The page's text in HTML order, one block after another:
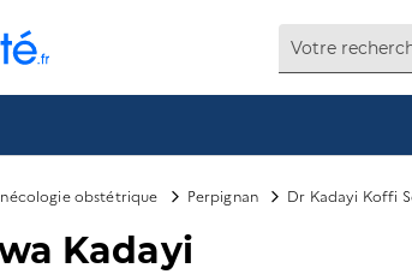
obstétrique Perpignan Dr Kadayi Koffi
Kadayi